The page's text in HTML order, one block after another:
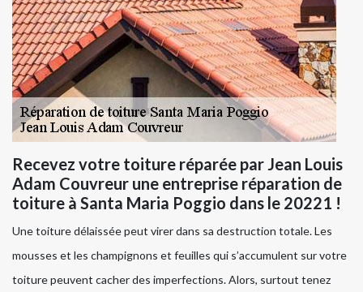
Recevez votre toiture réparée par Jean Louis
Adam Couvreur une entreprise réparation de
toiture à Santa Maria Poggio dans le 20221 !
Une toiture délaissée peut virer dans sa destruction totale. Les
mousses et les champignons et feuilles qui s’accumulent sur votre
toiture peuvent cacher des imperfections. Alors, surtout tenez